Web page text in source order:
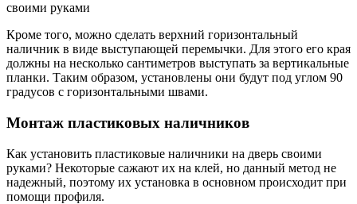
Кроме того, можно сделать верхний горизонтальный
наличник в виде выступающей перемычки. Для этого его края
должны на несколько сантиметров выступать за вертикальные
планки. Таким образом, установлены они будут под углом 90
градусов с горизонтальными швами.
Монтаж пластиковых наличников
Как установить пластиковые наличники на дверь своими
руками? Некоторые сажают их на клей, но данный метод не
надежный, поэтому их установка в основном происходит при
помощи профиля.